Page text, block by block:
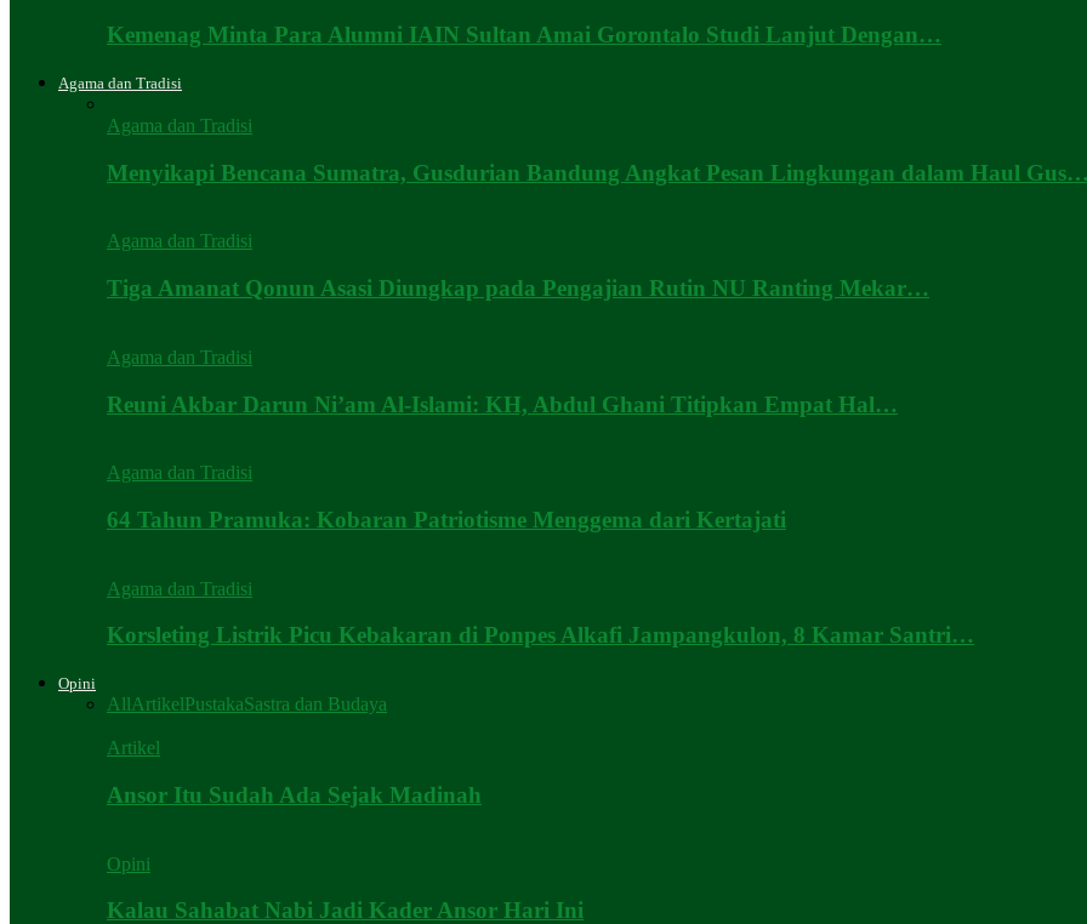
Kemenag Minta Para Alumni IAIN Sultan Amai Gorontalo Studi Lanjut Dengan…
Agama dan Tradisi
Agama dan Tradisi
Menyikapi Bencana Sumatra, Gusdurian Bandung Angkat Pesan Lingkungan dalam Haul
Agama dan Tradisi
Tiga Amanat Qonun Asasi Diungkap pada Pengajian Rutin NU Ranting Mekar…
Agama dan Tradisi
Reuni Akbar Darun Ni’am Al-Islami: KH, Abdul Ghani Titipkan Empat Hal…
Agama dan Tradisi
64 Tahun Pramuka: Kobaran Patriotisme Menggema dari Kertajati
Agama dan Tradisi
Korsleting Listrik Picu Kebakaran di Ponpes Alkafi Jampangkulon, 8 Kamar Santri…
Opini
AllArtikelPustakaSastra dan Budaya
Artikel
Ansor Itu Sudah Ada Sejak Madinah
Opini
Kalau Sahabat Nabi Jadi Kader Ansor Hari Ini